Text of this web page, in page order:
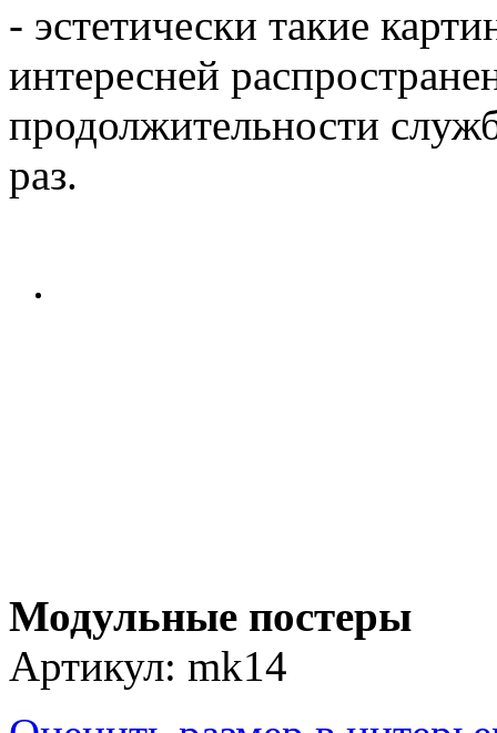
- эстетически такие
интересней
продолжительности
раз.
Модульные постеры
Артикул: mk14